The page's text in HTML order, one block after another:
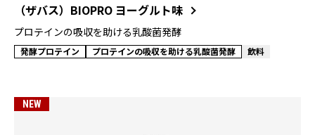
（ザバス）BIOPRO ヨーグルト味
プロテインの吸収を助ける乳酸菌発酵
発酵プロテイン プロテインの吸収を助ける乳酸菌発酵 飲料
NEW